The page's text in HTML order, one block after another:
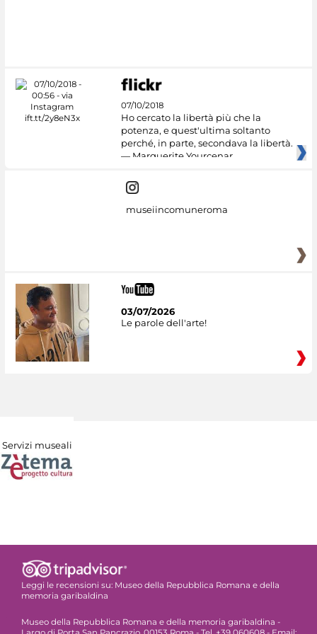
07/10/2018
Ho cercato la libertà più che la
potenza, e quest'ultima soltanto
perché, in parte, secondava la libertà.
— Marguerite Yourcenar
museiincomuneroma
03/07/2026
Le parole dell'arte!
Servizi museali
Leggi le recensioni su: Museo della Repubblica Romana e della
memoria garibaldina
Museo della Repubblica Romana e della memoria garibaldina -